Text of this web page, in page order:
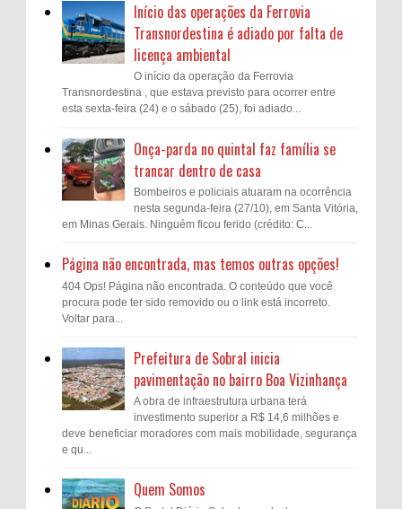
Início das operações da Ferrovia
Transnordestina é adiado por falta de
licença ambiental
O início da operação da Ferrovia
Transnordestina , que estava previsto para ocorrer entre
esta sexta-feira (24) e o sábado (25), foi adiado...
Onça-parda no quintal faz família se
trancar dentro de casa
Bombeiros e policiais atuaram na ocorrência
nesta segunda-feira (27/10), em Santa Vitória,
em Minas Gerais. Ninguém ficou ferido (crédito: C...
Página não encontrada, mas temos outras opções!
404 Ops! Página não encontrada. O conteúdo que você
procura pode ter sido removido ou o link está incorreto.
Voltar para...
Prefeitura de Sobral inicia
pavimentação no bairro Boa Vizinhança
A obra de infraestrutura urbana terá
investimento superior a R$ 14,6 milhões e
deve beneficiar moradores com mais mobilidade, segurança
e qu...
Quem Somos